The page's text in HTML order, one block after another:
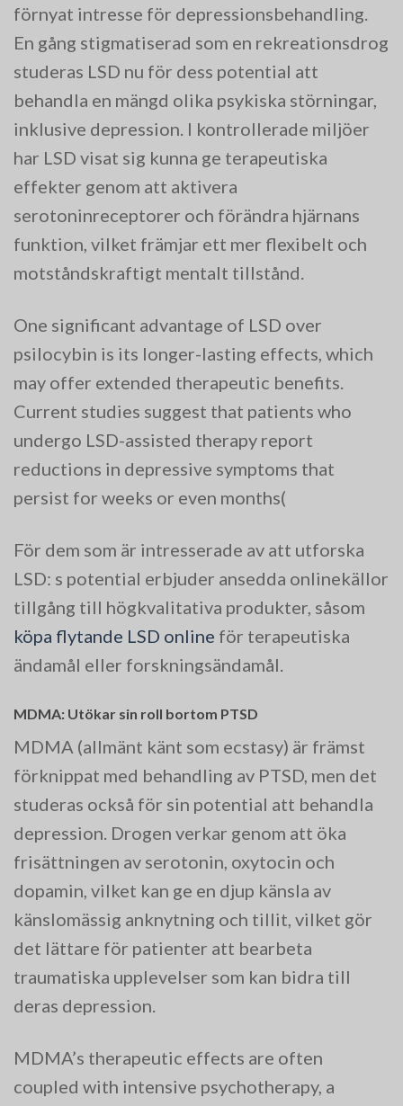
förnyat intresse för depressionsbehandling.
En gång stigmatiserad som en rekreationsdrog
studeras LSD nu för dess potential att
behandla en mängd olika psykiska störningar,
inklusive depression. I kontrollerade miljöer
har LSD visat sig kunna ge terapeutiska
effekter genom att aktivera
serotoninreceptorer och förändra hjärnans
funktion, vilket främjar ett mer flexibelt och
motståndskraftigt mentalt tillstånd.
One significant advantage of LSD over
psilocybin is its longer-lasting effects, which
may offer extended therapeutic benefits.
Current studies suggest that patients who
undergo LSD-assisted therapy report
reductions in depressive symptoms that
persist for weeks or even months​(
För dem som är intresserade av att utforska
LSD: s potential erbjuder ansedda onlinekällor
tillgång till högkvalitativa produkter, såsom
köpa flytande LSD online för terapeutiska
ändamål eller forskningsändamål.
MDMA: Utökar sin roll bortom PTSD
MDMA (allmänt känt som ecstasy) är främst
förknippat med behandling av PTSD, men det
studeras också för sin potential att behandla
depression. Drogen verkar genom att öka
frisättningen av serotonin, oxytocin och
dopamin, vilket kan ge en djup känsla av
känslomässig anknytning och tillit, vilket gör
det lättare för patienter att bearbeta
traumatiska upplevelser som kan bidra till
deras depression.
MDMA’s therapeutic effects are often
coupled with intensive psychotherapy, a